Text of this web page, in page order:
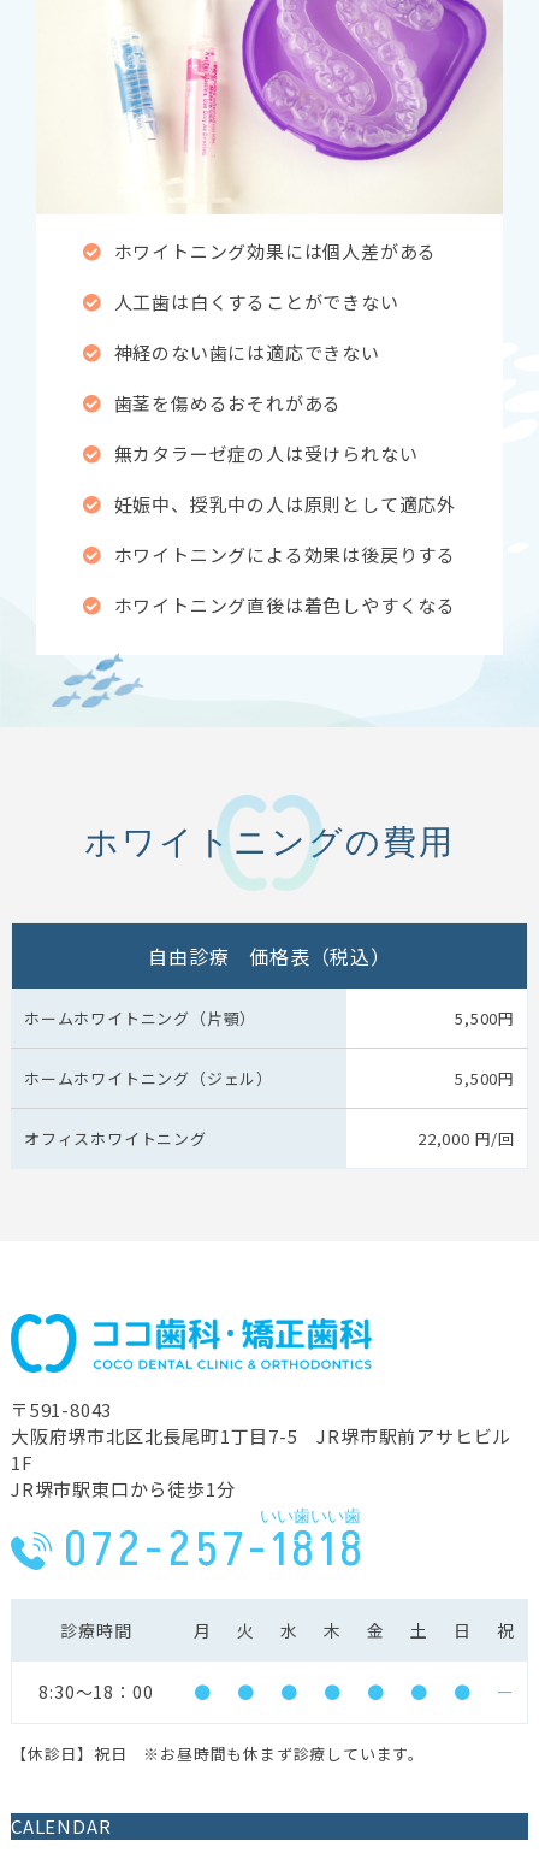
ホワイトニング効果には個人差がある
人工歯は白くすることができない
神経のない歯には適応できない
歯茎を傷めるおそれがある
無カタラーゼ症の人は受けられない
妊娠中、授乳中の人は原則として適応外
ホワイトニングによる効果は後戻りする
ホワイトニング直後は着色しやすくなる
ホワイトニングの費用
自由診療 価格表（税込）
ホームホワイトニング（片顎） 5,500円
ホームホワイトニング（ジェル） 5,500円
オフィスホワイトニング 22,000 円/回
〒591-8043
⼤阪府堺市北区北⻑尾町1丁⽬7-5 JR堺市駅前アサヒビル
1F
JR堺市駅東⼝から徒歩1分
いい歯いい歯
072-257-1818
診療時間 月 火 水 木 金 土 日 祝
8:30〜18：00 ● ● ● ● ● ● ● ー
【休診日】祝日 ※お昼時間も休まず診療しています。
CALENDAR